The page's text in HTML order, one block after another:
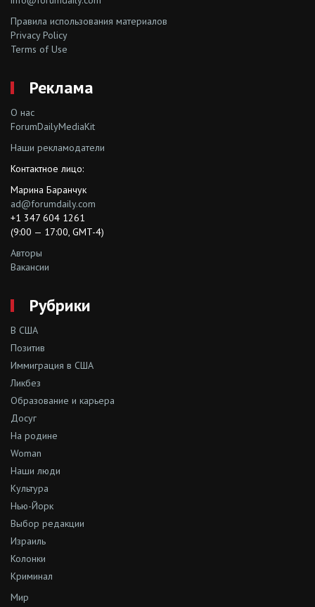
Правила использования материалов
Privacy Policy
Terms of Use
Реклама
О нас
ForumDailyMediaKit
Наши рекламодатели
Контактное лицо:
Марина Баранчук
ad@forumdaily.com
+1 347 604 1261
(9:00 — 17:00, GMT-4)
Авторы
Вакансии
Рубрики
В США
Позитив
Иммиграция в США
Ликбез
Образование и карьера
Досуг
На родине
Woman
Наши люди
Культура
Нью-Йорк
Выбор редакции
Израиль
Колонки
Криминал
Мир